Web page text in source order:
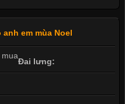
em mùa Noel
Đai lưng: